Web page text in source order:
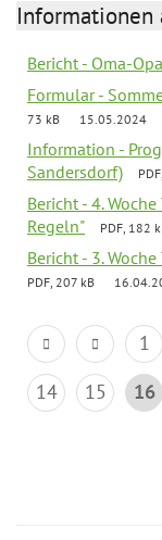
Informationen
Bericht - Oma-
Formular -
73 kB
15.05.2024
Information -
Sandersdorf)
Bericht - 4.
Regeln"
PDF, 182
Bericht - 3.
PDF, 207 kB
1
14
15 16